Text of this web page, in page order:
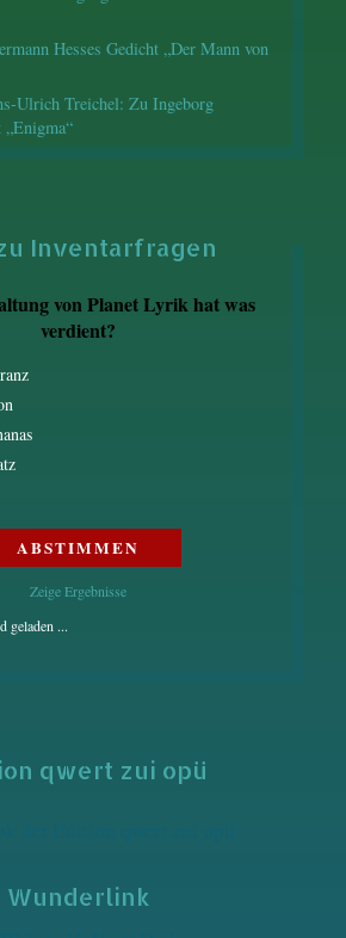
Hesses Gedicht „Der Mann von
Ulrich Treichel: Zu Ingeborg
Inventarfragen
von Planet Lyrik hat was
verdient?
Zeige Ergebnisse
geladen ...
qwert zui opü
Wunderlink